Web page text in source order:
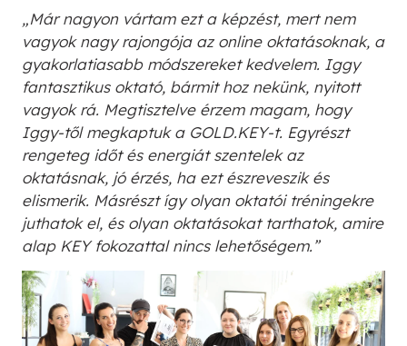
„Már nagyon vártam ezt a képzést, mert nem
vagyok nagy rajongója az online oktatásoknak, a
gyakorlatiasabb módszereket kedvelem. Iggy
fantasztikus oktató, bármit hoz nekünk, nyitott
vagyok rá. Megtisztelve érzem magam, hogy
Iggy-től megkaptuk a GOLD.KEY-t. Egyrészt
rengeteg időt és energiát szentelek az
oktatásnak, jó érzés, ha ezt észreveszik és
elismerik. Másrészt így olyan oktatói tréningekre
juthatok el, és olyan oktatásokat tarthatok, amire
alap KEY fokozattal nincs lehetőségem.”